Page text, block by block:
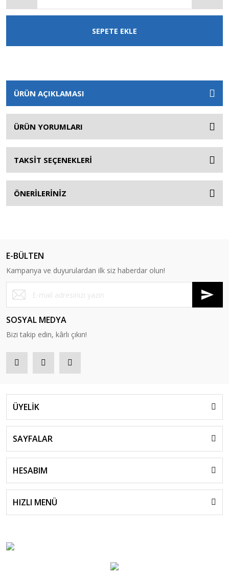
SEPETE EKLE
ÜRÜN AÇIKLAMASI
ÜRÜN YORUMLARI
TAKSİT SEÇENEKLERİ
ÖNERİLERİNİZ
E-BÜLTEN
Kampanya ve duyurulardan ilk siz haberdar olun!
SOSYAL MEDYA
Bizi takip edin, kârlı çıkın!
ÜYELİK
SAYFALAR
HESABIM
HIZLI MENÜ